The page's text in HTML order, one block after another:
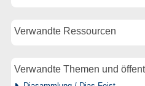
Verwandte Ressourcen
Verwandte Themen und